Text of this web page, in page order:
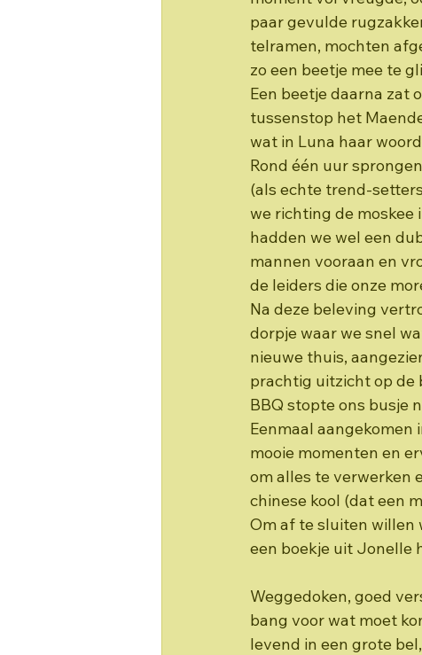
paar gevulde
telramen, mochten
zo een beetje mee te
Een beetje daarna zat
tussenstop het
wat in Luna haar
Rond één uur
(als echte trend-
we richting de moskee
hadden we wel een
mannen vooraan en
de leiders die onze
Na deze beleving
dorpje waar we snel
nieuwe thuis,
prachtig uitzicht op de
BBQ stopte ons busje
Eenmaal
mooie momenten en
om alles te verwerken
chinese kool (dat een
Om af te sluiten willen
een boekje uit Jonelle
Weggedoken, goed
bang voor wat moet
levend in een grote bel,